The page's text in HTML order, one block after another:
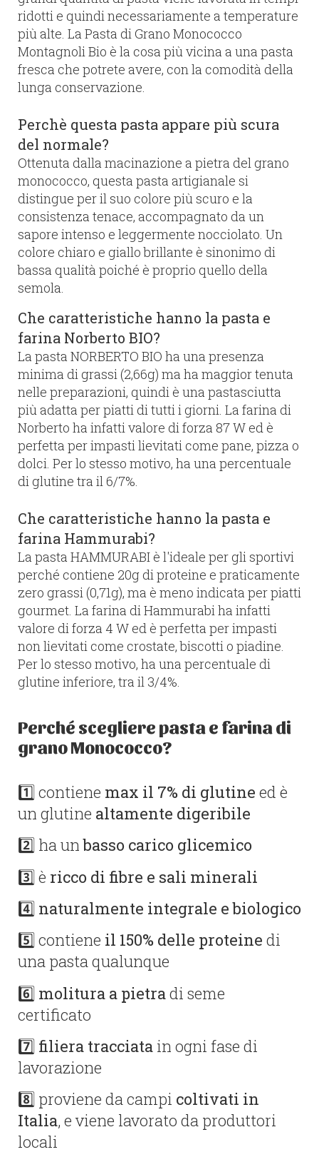
ridotti e quindi necessariamente a temperature
più alte. La Pasta di Grano Monococco
Montagnoli Bio è la cosa più vicina a una pasta
fresca che potrete avere, con la comodità della
lunga conservazione.
Perchè questa pasta appare più scura
del normale?
Ottenuta dalla macinazione a pietra del grano
monococco, questa pasta artigianale si
distingue per il suo colore più scuro e la
consistenza tenace, accompagnato da un
sapore intenso e leggermente nocciolato. Un
colore chiaro e giallo brillante è sinonimo di
bassa qualità poiché è proprio quello della
semola.
Che caratteristiche hanno la pasta e
farina Norberto BIO?
La pasta NORBERTO BIO ha una presenza
minima di grassi (2,66g) ma ha maggior tenuta
nelle preparazioni, quindi è una pastasciutta
più adatta per piatti di tutti i giorni. La farina di
Norberto ha infatti valore di forza 87 W ed è
perfetta per impasti lievitati come pane, pizza o
dolci. Per lo stesso motivo, ha una percentuale
di glutine tra il 6/7%.
Che caratteristiche hanno la pasta e
farina Hammurabi?
La pasta HAMMURABI è l'ideale per gli sportivi
perché contiene 20g di proteine e praticamente
zero grassi (0,71g), ma è meno indicata per piatti
gourmet. La farina di Hammurabi ha infatti
valore di forza 4 W ed è perfetta per impasti
non lievitati come crostate, biscotti o piadine.
Per lo stesso motivo, ha una percentuale di
glutine inferiore, tra il 3/4%.
Perché scegliere pasta e farina di
grano Monococco?
1️⃣ contiene max il 7% di glutine ed è
un glutine altamente digeribile
2️⃣ ha unbasso carico glicemico
3️⃣ è ricco di fibre e sali minerali
4️⃣ naturalmente integrale e biologico
5️⃣ contiene il 150% delle proteine di
una pasta qualunque
6️⃣ molitura a pietradi seme
certificato
7️⃣ filiera tracciata in ogni fase di
lavorazione
8️⃣ proviene da campi coltivati in
Italia, e viene lavorato da produttori
locali